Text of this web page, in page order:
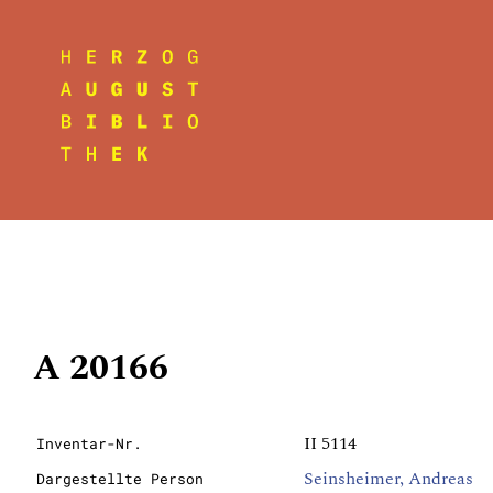
A 20166
Inventar-Nr. II 5114
Dargestellte Person Seinsheimer, Andreas